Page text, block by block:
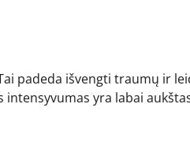
padeda išvengti traumų ir
yra labai